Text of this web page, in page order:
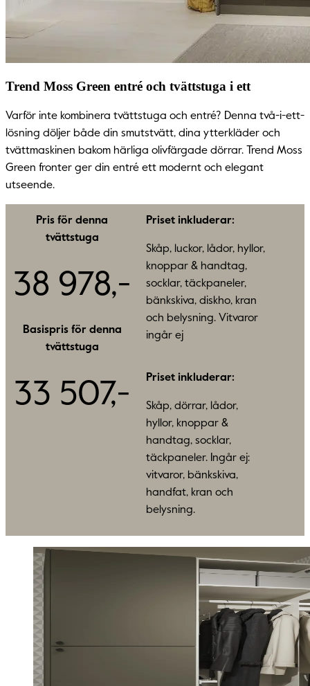
Trend Moss Green entré och tvättstuga i ett
Varför inte kombinera tvättstuga och entré? Denna två-i-ett-
lösning döljer både din smutstvätt, dina ytterkläder och
tvättmaskinen bakom härliga olivfärgade dörrar. Trend Moss
Green fronter ger din entré ett modernt och elegant
utseende.
Pris för denna
tvättstuga
38 978,-
Basispris för denna
tvättstuga
33 507,-
Priset inkluderar:
Skåp, luckor, lådor, hyllor,
knoppar & handtag,
socklar, täckpaneler,
bänkskiva, diskho, kran
och belysning. Vitvaror
ingår ej
Priset inkluderar:
Skåp, dörrar, lådor,
hyllor, knoppar &
handtag, socklar,
täckpaneler. Ingår ej:
vitvaror, bänkskiva,
handfat, kran och
belysning.